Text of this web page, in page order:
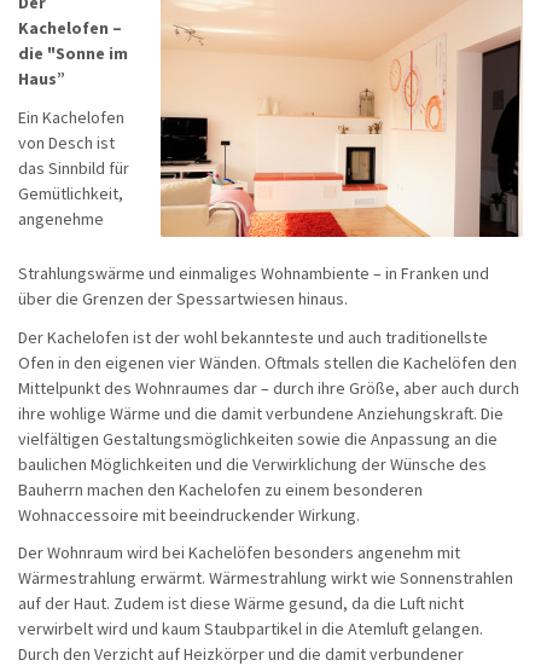
Kachelofen –
die "Sonne im
Haus”
Ein Kachelofen
von Desch ist
das Sinnbild für
Gemütlichkeit,
angenehme
Strahlungswärme und einmaliges Wohnambiente – in Franken und
über die Grenzen der Spessartwiesen hinaus.
Der Kachelofen ist der wohl bekannteste und auch traditionellste
Ofen in den eigenen vier Wänden. Oftmals stellen die Kachelöfen den
Mittelpunkt des Wohnraumes dar – durch ihre Größe, aber auch durch
ihre wohlige Wärme und die damit verbundene Anziehungskraft. Die
vielfältigen Gestaltungsmöglichkeiten sowie die Anpassung an die
baulichen Möglichkeiten und die Verwirklichung der Wünsche des
Bauherrn machen den Kachelofen zu einem besonderen
Wohnaccessoire mit beeindruckender Wirkung.
Der Wohnraum wird bei Kachelöfen besonders angenehm mit
Wärmestrahlung erwärmt. Wärmestrahlung wirkt wie Sonnenstrahlen
auf der Haut. Zudem ist diese Wärme gesund, da die Luft nicht
verwirbelt wird und kaum Staubpartikel in die Atemluft gelangen.
Durch den Verzicht auf Heizkörper und die damit verbundener